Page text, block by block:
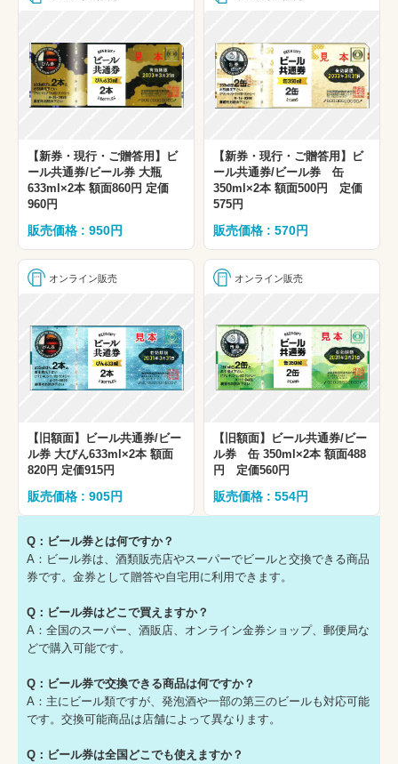
【新券・現行・ご贈答用】ビ
ール共通券/ビール券 大瓶
633ml×2本 額面860円 定価
960円
販売価格 : 950円
【新券・現行・ご贈答用】ビ
ール共通券/ビール券 缶
350ml×2本 額面500円 定価
575円
販売価格 : 570円
オンライン販売
【旧額面】ビール共通券/ビー
ル券 大びん633ml×2本 額面
820円 定価915円
販売価格 : 905円
オンライン販売
【旧額面】ビール共通券/ビー
ル券 缶 350ml×2本 額面488
円 定価560円
販売価格 : 554円
Q：ビール券とは何ですか？
A：ビール券は、酒類販売店やスーパーでビールと交換できる商品
券です。金券として贈答や自宅用に利用できます。
Q：ビール券はどこで買えますか？
A：全国のスーパー、酒販店、オンライン金券ショップ、郵便局な
どで購入可能です。
Q：ビール券で交換できる商品は何ですか？
A：主にビール類ですが、発泡酒や一部の第三のビールも対応可能
です。交換可能商品は店舗によって異なります。
Q：ビール券は全国どこでも使えますか？